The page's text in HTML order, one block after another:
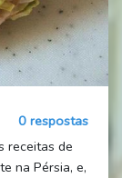
0 respostas
receitas de
na Pérsia, e,